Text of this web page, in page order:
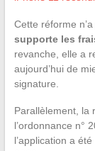
Cette réforme
supporte les
revanche, elle a
aujourd’hui de
signature.
Parallèlement, la
l’ordonnance n°
l’application a